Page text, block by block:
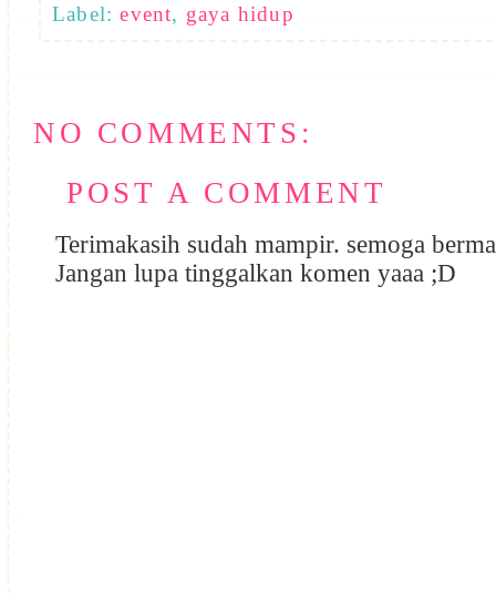
Label:event, gaya hidup
NO COMMENTS:
POST A COMMENT
Terimakasih sudah mampir. semoga
Jangan lupa tinggalkan komen yaaa ;D